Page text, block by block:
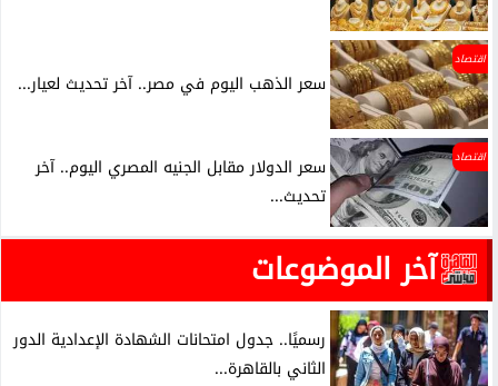
اقتصاد
سعر الذهب اليوم في مصر.. آخر تحديث لعيار...
اقتصاد
سعر الدولار مقابل الجنيه المصري اليوم.. آخر
تحديث...
آخر الموضوعات
رسميًا.. جدول امتحانات الشهادة الإعدادية الدور
الثاني بالقاهرة...